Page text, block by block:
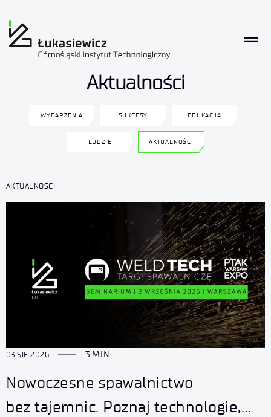
Aktualności
WYDARZENIA SUKCESY EDUKACJA
LUDZIE AKTUALNOŚCI
AKTUALNOŚCI
03 SIE 2026 3 MIN
Nowoczesne spawalnictwo
bez tajemnic. Poznaj technologie,